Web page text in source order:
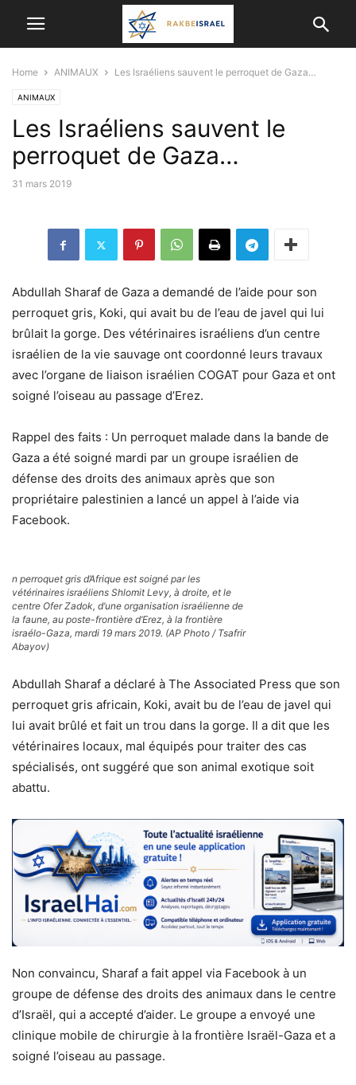
Home ANIMAUX Les Israéliens sauvent le perroquet de Gaza…
ANIMAUX
Les Israéliens sauvent le
perroquet de Gaza…
31 mars 2019
Abdullah Sharaf de Gaza a demandé de l’aide pour son
perroquet gris, Koki, qui avait bu de l’eau de javel qui lui
brûlait la gorge. Des vétérinaires israéliens d’un centre
israélien de la vie sauvage ont coordonné leurs travaux
avec l’organe de liaison israélien COGAT pour Gaza et ont
soigné l’oiseau au passage d’Erez.
Rappel des faits : Un perroquet malade dans la bande de
Gaza a été soigné mardi par un groupe israélien de
défense des droits des animaux après que son
propriétaire palestinien a lancé un appel à l’aide via
Facebook.
n perroquet gris d’Afrique est soigné par les
vétérinaires israéliens Shlomit Levy, à droite, et le
centre Ofer Zadok, d’une organisation israélienne de
la faune, au poste-frontière d’Erez, à la frontière
israélo-Gaza, mardi 19 mars 2019. (AP Photo / Tsafrir
Abayov)
Abdullah Sharaf a déclaré à The Associated Press que son
perroquet gris africain, Koki, avait bu de l’eau de javel qui
lui avait brûlé et fait un trou dans la gorge. Il a dit que les
vétérinaires locaux, mal équipés pour traiter des cas
spécialisés, ont suggéré que son animal exotique soit
abattu.
Non convaincu, Sharaf a fait appel via Facebook à un
groupe de défense des droits des animaux dans le centre
d’Israël, qui a accepté d’aider. Le groupe a envoyé une
clinique mobile de chirurgie à la frontière Israël-Gaza et a
soigné l’oiseau au passage.